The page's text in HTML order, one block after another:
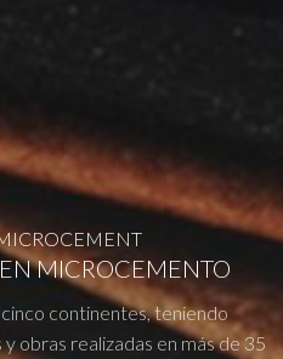
MICROCEMENTO
continentes, teniendo
obras realizadas en más de 35